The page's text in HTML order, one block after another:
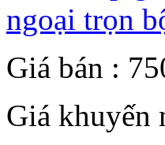
Giá bán :
Giá khuyến